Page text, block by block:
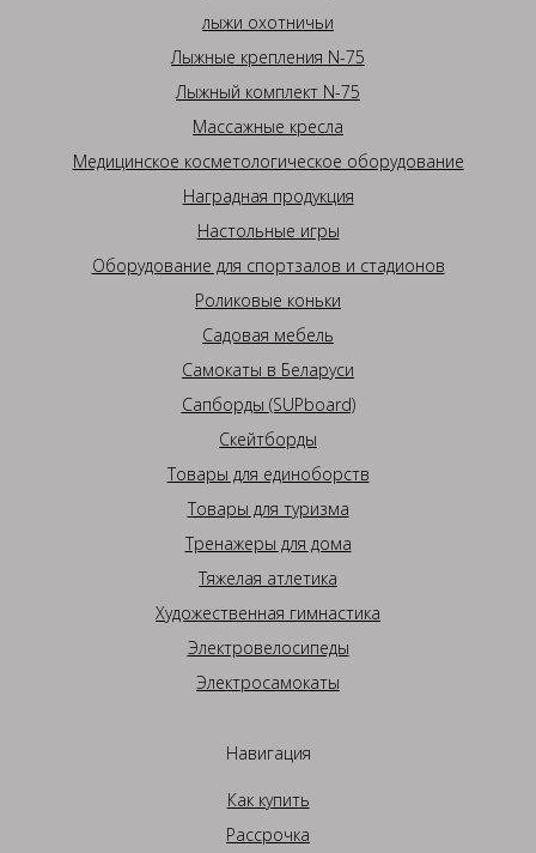
лыжи охотничьи
Лыжные крепления N-75
Лыжный комплект N-75
Массажные кресла
Медицинское косметологическое оборудование
Наградная продукция
Настольные игры
Оборудование для спортзалов и стадионов
Роликовые коньки
Садовая мебель
Самокаты в Беларуси
Сапборды (SUPboard)
Скейтборды
Товары для единоборств
Товары для туризма
Тренажеры для дома
Тяжелая атлетика
Художественная гимнастика
Электровелосипеды
Электросамокаты
Навигация
Как купить
Рассрочка